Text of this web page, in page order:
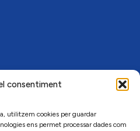
consentiment
utilitzem cookies per guardar
ens permet processar dades com